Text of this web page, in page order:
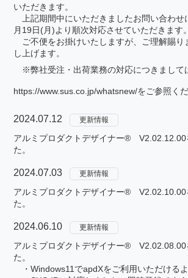
いただきます。
上記期間中にいただきましたお問い合わせ
月19日(月)より順次対応させていただきます。
ご不便をお掛けいたしますが、ご理解賜り
し上げます。
※弊社受注・出荷業務の対応につきまして
https://www.sus.co.jp/whatsnew/をご参照くだ
2024.07.12 更新情報
アルミプロダクトデザイナー® V2.02.12.00
た。
2024.07.03 更新情報
アルミプロダクトデザイナー® V2.02.10.00
た。
2024.06.10 更新情報
アルミプロダクトデザイナー® V2.02.08.00
た。
・Windows11でapdXをご利用いただけるよ